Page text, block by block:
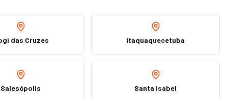
das Cruzes Itaquaquecetuba
Salesópolis Santa Isabel